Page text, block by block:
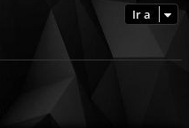
Ir a